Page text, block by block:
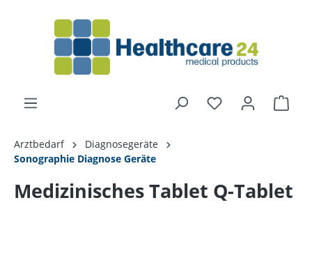
Arztbedarf
Diagnosegeräte
Sonographie Diagnose Geräte
Medizinisches Tablet Q-Tablet